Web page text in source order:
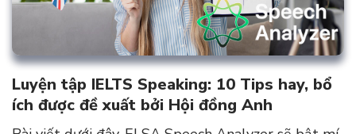
Luyện tập IELTS Speaking: 10 Tips hay, bổ
ích được đề xuất bởi Hội đồng Anh